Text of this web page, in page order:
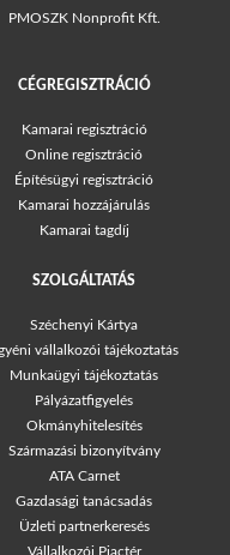
PMOSZK Nonprofit Kft.
CÉGREGISZTRÁCIÓ
Kamarai regisztráció
Online regisztráció
Építésügyi regisztráció
Kamarai hozzájárulás
Kamarai tagdíj
SZOLGÁLTATÁS
Széchenyi Kártya
vállalkozói tájékoztatás
Munkaügyi tájékoztatás
Pályázatfigyelés
Okmányhitelesítés
Származási bizonyítvány
ATA Carnet
Gazdasági tanácsadás
Üzleti partnerkeresés
Vállalkozói Piactér